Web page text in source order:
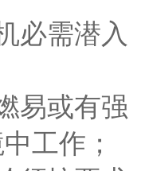
需潜入
或有强
工作；